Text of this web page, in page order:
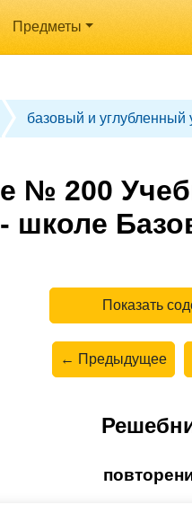
Предметы
базовый и углубленный
№ 200
школе
Показать
← Предыдущее